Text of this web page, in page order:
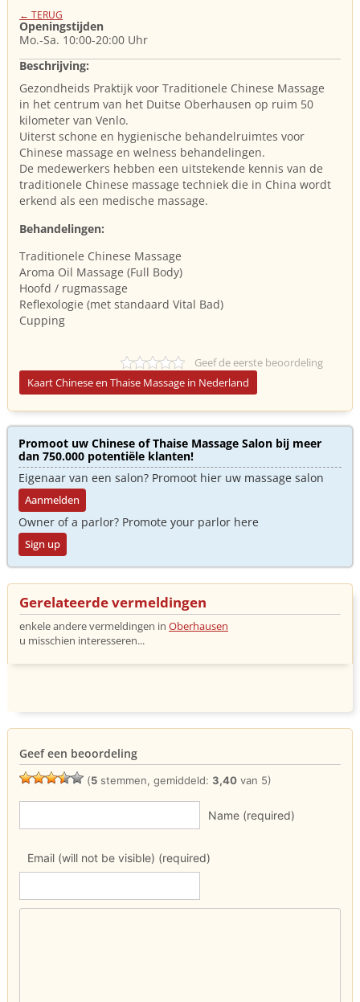
← TERUG
Openingstijden
Mo.-Sa. 10:00-20:00 Uhr
Beschrijving:
Gezondheids Praktijk voor Traditionele Chinese Massage
in het centrum van het Duitse Oberhausen op ruim 50
kilometer van Venlo.
Uiterst schone en hygienische behandelruimtes voor
Chinese massage en welness behandelingen.
De medewerkers hebben een uitstekende kennis van de
traditionele Chinese massage techniek die in China wordt
erkend als een medische massage.
Behandelingen:
Traditionele Chinese Massage
Aroma Oil Massage (Full Body)
Hoofd / rugmassage
Reflexologie (met standaard Vital Bad)
Cupping
Geef de eerste beoordeling
Kaart Chinese en Thaise Massage in Nederland
Promoot uw Chinese of Thaise Massage Salon bij meer
dan 750.000 potentiële klanten!
Eigenaar van een salon? Promoot hier uw massage salon
Aanmelden
Owner of a parlor? Promote your parlor here
Sign up
Gerelateerde vermeldingen
enkele andere vermeldingen in Oberhausen
u misschien interesseren...
Geef een beoordeling
(5 stemmen, gemiddeld: 3,40 van 5)
Name (required)
Email (will not be visible) (required)